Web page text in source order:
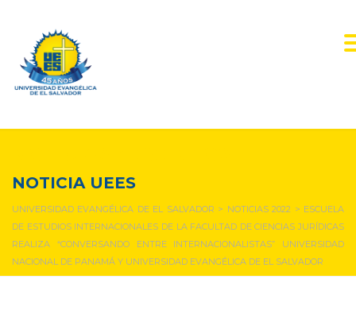
NOTICIA UEES
UNIVERSIDAD EVANGÉLICA DE EL SALVADOR > NOTICIAS 2022 > ESCUELA
DE ESTUDIOS INTERNACIONALES DE LA FACULTAD DE CIENCIAS JURÍDICAS
REALIZA “CONVERSANDO ENTRE INTERNACIONALISTAS” UNIVERSIDAD
NACIONAL DE PANAMÁ Y UNIVERSIDAD EVANGÉLICA DE EL SALVADOR